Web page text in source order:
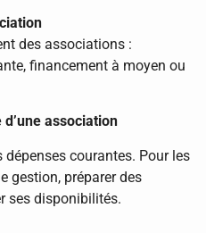
des associations :
financement à moyen ou
association
courantes. Pour les
gestion, préparer des
ses disponibilités.